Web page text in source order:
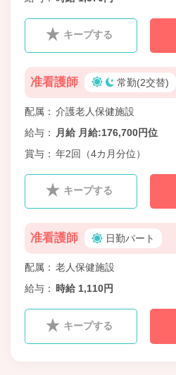
キープする
准看護師 常勤(2交替)
配属
介護老人保健施設
給与
月給 月給:176,700円位
賞与
年2回（4カ月分位）
キープする
准看護師 日勤パート
配属
老人保健施設
給与
時給 1,110円
キープする